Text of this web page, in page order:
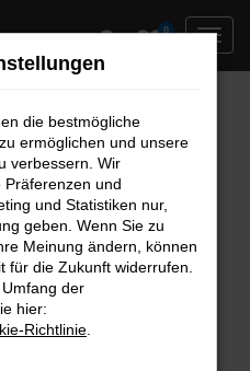
0
Error
dir helfen können:
und deine
zum Beispiel deine
die bestmögliche
ermöglichen und unsere
verbessern. Wir
Präferenzen und
und Statistiken nur,
geben. Wenn Sie zu
Meinung ändern, können
für die Zukunft widerrufen.
der
hier:
Richtlinie